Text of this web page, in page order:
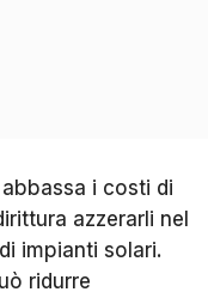
i costi di
azzerarli nel
impianti solari.
ridurre